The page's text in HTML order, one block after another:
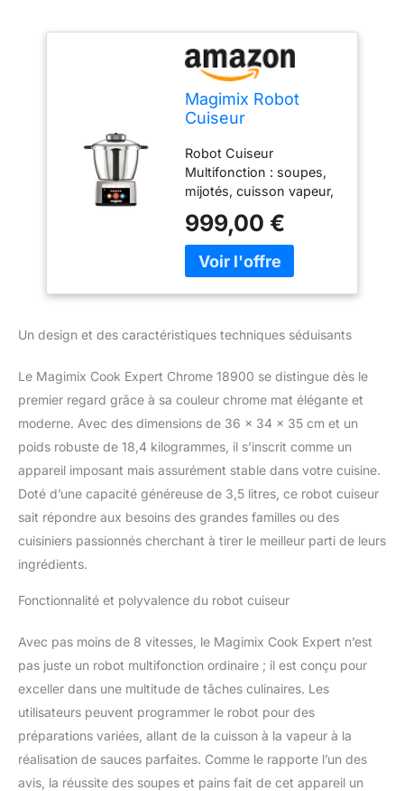
Magimix Robot
Cuiseur
Cook Expert - Bol
Inox 3,5 L, 12
Programmes
Automatiques –
Moteur
Professionnel 900
W Garanti 30 Ans -
Chrome Mat
Robot Cuiseur
Multifonction : soupes,
mijotés, cuisson vapeur,
smoothies, pains,
brioches, blancs en
neige, boissons,
programmes
silencieux : équipé d’un
moteur professionnel
garanti 30 ans, produit
capacité de préparation :
bol cuiseur inox (3,5L) et
bols multifonction
transparents (3,6L – 2,6L
– 1,2L). De 2 à 12
pour votre quotidien, une
+ de 2700 recettes
gratuites et des vidéos
tutos
999,00 €
Un design et des caractéristiques techniques séduisants
Le Magimix Cook Expert Chrome 18900 se distingue dès le
premier regard grâce à sa couleur chrome mat élégante et
moderne. Avec des dimensions de 36 x 34 x 35 cm et un
poids robuste de 18,4 kilogrammes, il s’inscrit comme un
appareil imposant mais assurément stable dans votre cuisine.
Doté d’une capacité généreuse de 3,5 litres, ce robot cuiseur
sait répondre aux besoins des grandes familles ou des
cuisiniers passionnés cherchant à tirer le meilleur parti de leurs
ingrédients.
Fonctionnalité et polyvalence du robot cuiseur
Avec pas moins de 8 vitesses, le Magimix Cook Expert n’est
pas juste un robot multifonction ordinaire ; il est conçu pour
exceller dans une multitude de tâches culinaires. Les
utilisateurs peuvent programmer le robot pour des
préparations variées, allant de la cuisson à la vapeur à la
réalisation de sauces parfaites. Comme le rapporte l’un des
avis, la réussite des soupes et pains fait de cet appareil un